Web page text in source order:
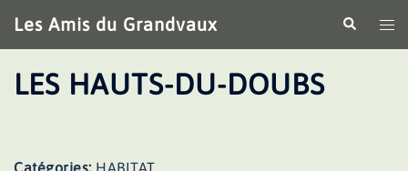
au
contenu
Les Amis du Grandvaux
le
LES HAUTS-DU-DOUBS
Catégories: HABITAT